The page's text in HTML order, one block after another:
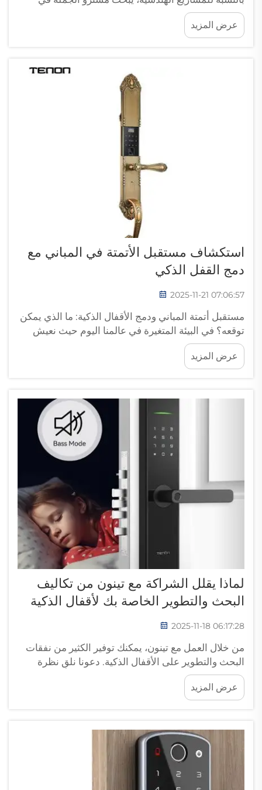
Tenon عن أقفال ذكية قوية وموثوقة. صُممت هذه
الأقفال مع مراعاة التطبيقات الصناعية، وستصمد أمام أي
ظروف...
عرض المزيد
استكشاف مستقبل الأتمتة في المباني مع
دمج القفل الذكي
2025-11-21 07:06:57
مستقبل أتمتة المباني ودمج الأقفال الذكية: ما الذي يمكن
توقعه؟ في البيئة المتغيرة في عالمنا اليوم حيث نعيش
ونعمل، تُحدث التكنولوجيا تحوّلًا في طريقة قيامنا بذلك.
تعد أتمتة المباني أحد القطاعات التي شهدت أكثر...
عرض المزيد
لماذا يقلل الشراكة مع تينون من تكاليف
البحث والتطوير الخاصة بك لأقفال الذكية
2025-11-18 06:17:28
من خلال العمل مع تينون، يمكنك توفير الكثير من نفقات
البحث والتطوير على الأقفال الذكية. دعونا نلقِ نظرة
أقرب على كيفية عمل منتجات تينون للأقفال الذكية /
أقفال الأبواب الذكية للمشترين بالجملة، وتكنولوجيا
الأقفال الذكية المتطورة، لصالح عملياتك...
عرض المزيد